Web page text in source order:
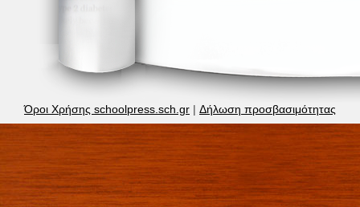
Όροι Χρήσης schoolpress.sch.gr | Δήλωση προσβασιμότητας